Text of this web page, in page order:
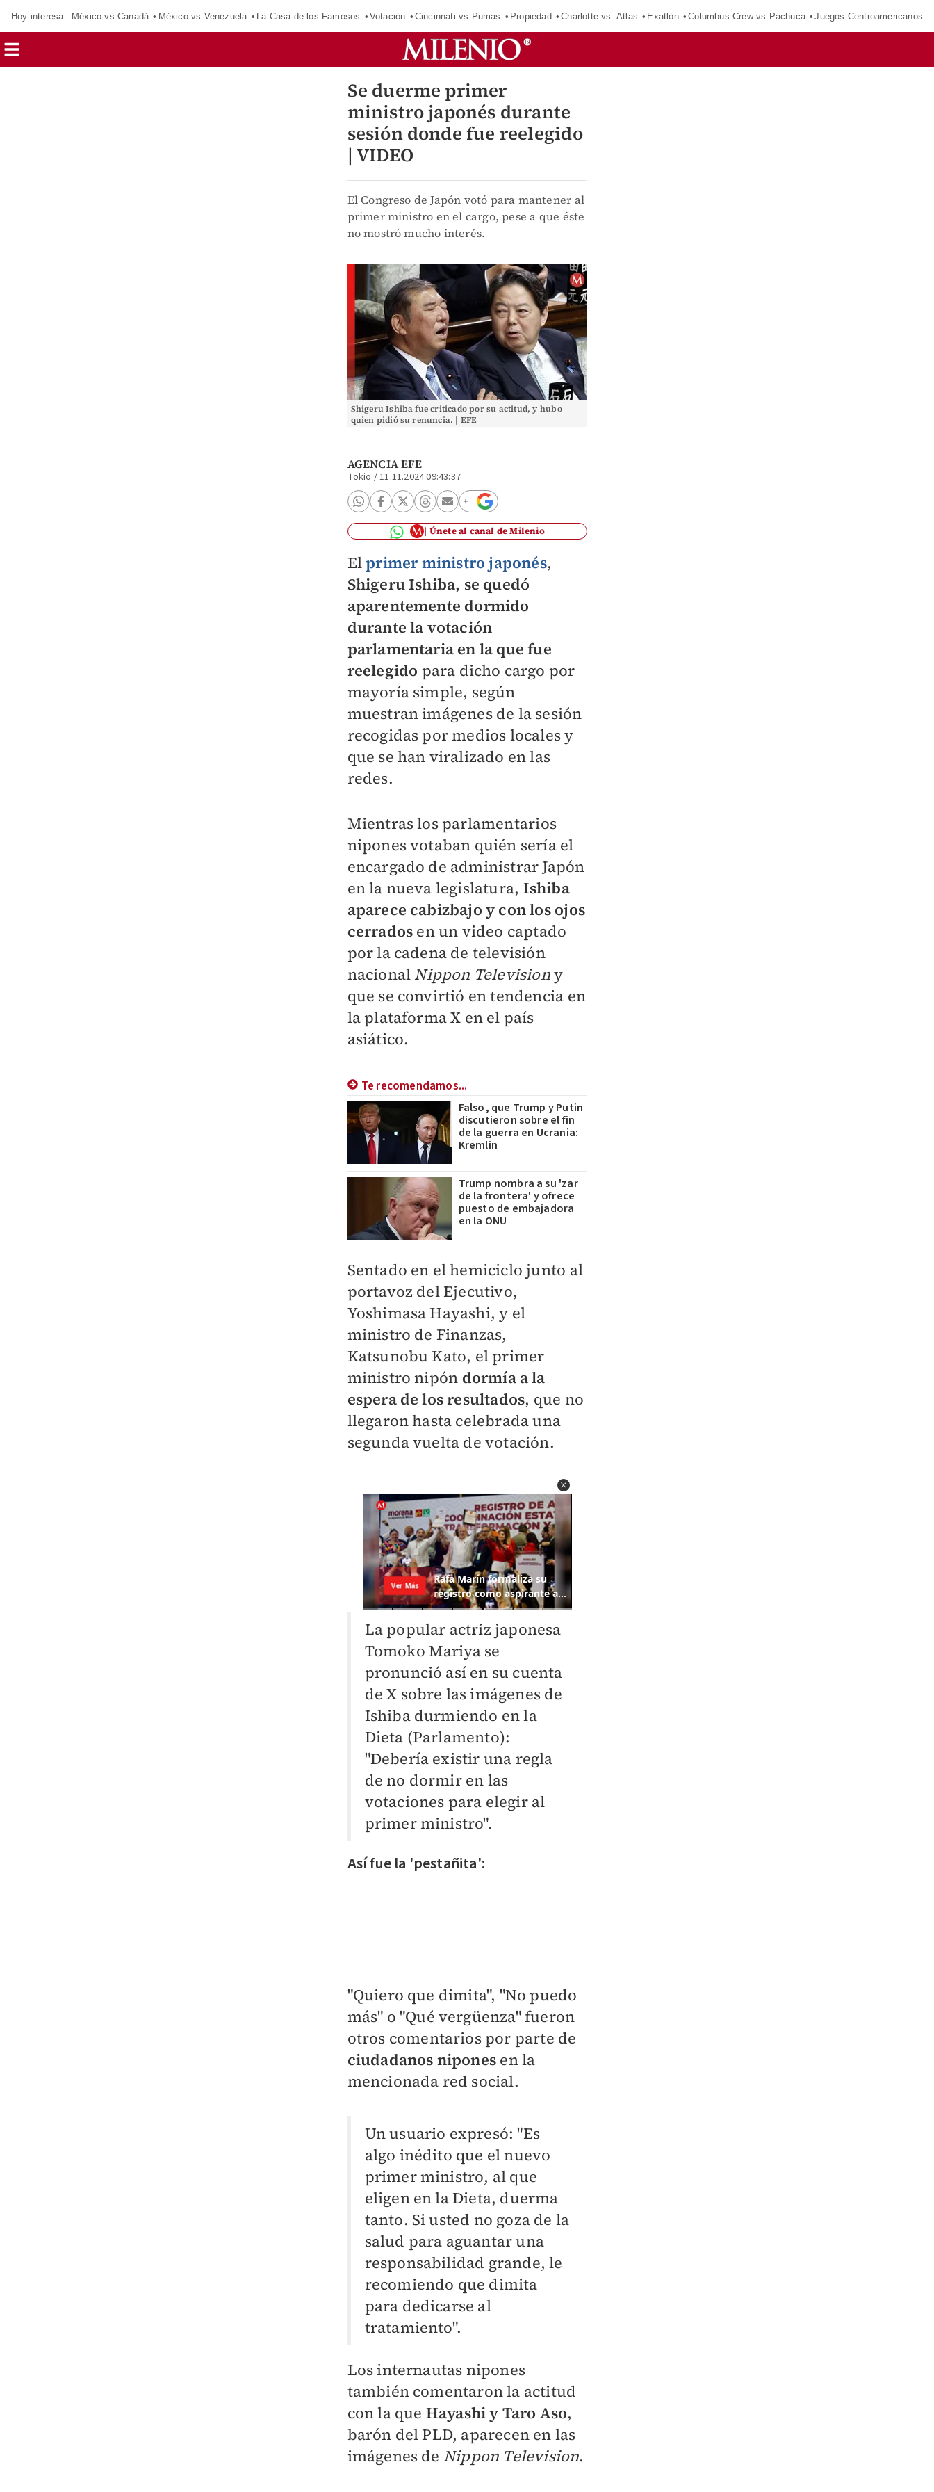
Hoy interesa: México vs Canadá México vs Venezuela La Casa de los Famosos Votación Cincinnati vs Pumas Propiedad Charlotte vs. Atlas Exatlón Columbus Crew vs Pachuca Juegos Centroamericanos
Se duerme primer
ministro japonés durante
sesión donde fue reelegido
| VIDEO
El Congreso de Japón votó para mantener al
primer ministro en el cargo, pese a que éste
no mostró mucho interés.
Shigeru Ishiba fue criticado por su actitud, y hubo
quien pidió su renuncia. | EFE
AGENCIA EFE
Tokio /11.11.2024 09:43:37
Únete al canal de Milenio
Elprimer ministro japonés,
Shigeru Ishiba, se quedó
aparentemente dormido
durante la votación
parlamentaria en la que fue
reelegido para dicho cargo por
mayoría simple, según
muestran imágenes de la sesión
recogidas por medios locales y
que se han viralizado en las
redes.
Mientras los parlamentarios
nipones votaban quién sería el
encargado de administrar Japón
en la nueva legislatura, Ishiba
aparece cabizbajo y con los ojos
cerrados en un video captado
por la cadena de televisión
nacional Nippon Televisiony
que se convirtió en tendencia en
la plataforma X en el país
asiático.
Te recomendamos...
Falso, que Trump y Putin
discutieron sobre el fin
de la guerra en Ucrania:
Kremlin
Trump nombra a su 'zar
de la frontera' y ofrece
puesto de embajadora
en la ONU
Sentado en el hemiciclo junto al
portavoz del Ejecutivo,
Yoshimasa Hayashi, y el
ministro de Finanzas,
Katsunobu Kato, el primer
ministro nipón dormía a la
espera de los resultados, que no
llegaron hasta celebrada una
segunda vuelta de votación.
La popular actriz japonesa
Tomoko Mariya se
pronunció así en su cuenta
de X sobre las imágenes de
Ishiba durmiendo en la
Dieta (Parlamento):
"Debería existir una regla
de no dormir en las
votaciones para elegir al
primer ministro".
Así fue la 'pestañita':
"Quiero que dimita", "No puedo
más" o "Qué vergüenza" fueron
otros comentarios por parte de
ciudadanos nipones en la
mencionada red social.
Un usuario expresó: "Es
algo inédito que el nuevo
primer ministro, al que
eligen en la Dieta, duerma
tanto. Si usted no goza de la
salud para aguantar una
responsabilidad grande, le
recomiendo que dimita
para dedicarse al
tratamiento".
Los internautas nipones
también comentaron la actitud
con la que Hayashi y Taro Aso,
barón del PLD, aparecen en las
imágenes de Nippon Television.